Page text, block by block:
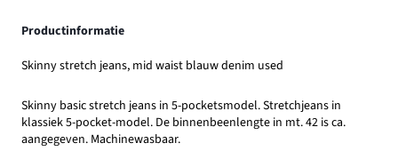
Productinformatie
Skinny stretch jeans, mid waist blauw denim used
Skinny basic stretch jeans in 5-pocketsmodel. Stretchjeans in
klassiek 5-pocket-model. De binnenbeenlengte in mt. 42 is ca.
aangegeven. Machinewasbaar.